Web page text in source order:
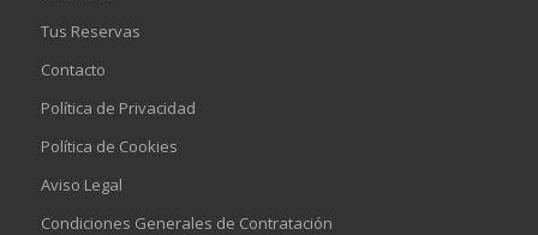
Tus Reservas
Contacto
Política de Privacidad
Política de Cookies
Aviso Legal
Condiciones Generales de Contratación